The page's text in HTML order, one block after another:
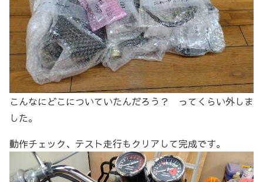
こんなにどこについていたんだろう？ ってくらい外しま
した。
動作チェック、テスト走行もクリアして完成です。